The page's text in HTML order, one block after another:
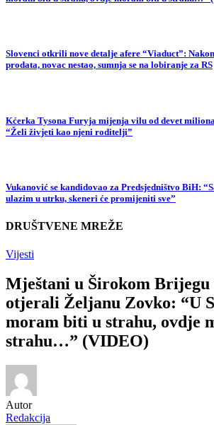
Slovenci otkrili nove detalje afere “Viaduct”:
prodata, novac nestao, sumnja se na lobiranje za RS
Kćerka Tysona Furyja mijenja vilu od devet
“Želi živjeti kao njeni roditelji”
Vukanović se kandidovao za Predsjedništvo BiH:
ulazim u utrku, skeneri će promijeniti sve”
DRUŠTVENE MREŽE
Vijesti
Mještani u Širokom Brijegu
otjerali Željanu Zovko: “U
moram biti u strahu, ovdje
strahu…” (VIDEO)
Autor
Redakcija